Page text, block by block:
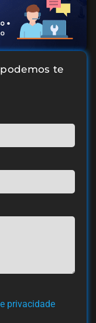
te
privacidade